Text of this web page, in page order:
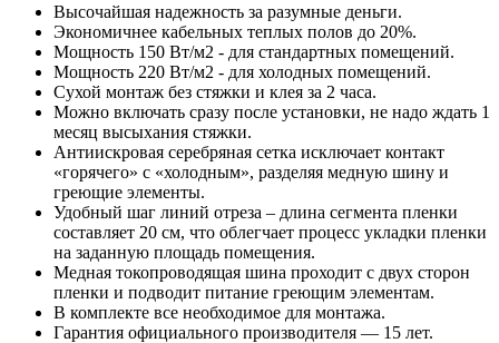
Высочайшая надежность за разумные деньги.
Экономичнее кабельных теплых полов до 20%.
Мощность 150 Вт/м2 - для стандартных помещений.
Мощность 220 Вт/м2 - для холодных помещений.
Сухой монтаж без стяжки и клея за 2 часа.
Можно включать сразу после установки, не надо ждать 1
месяц высыхания стяжки.
Антиискровая серебряная сетка исключает контакт
«горячего» с «холодным», разделяя медную шину и
греющие элементы.
Удобный шаг линий отреза – длина сегмента пленки
составляет 20 см, что облегчает процесс укладки пленки
на заданную площадь помещения.
Медная токопроводящая шина проходит с двух сторон
пленки и подводит питание греющим элементам.
В комплекте все необходимое для монтажа.
Гарантия официального производителя — 15 лет.